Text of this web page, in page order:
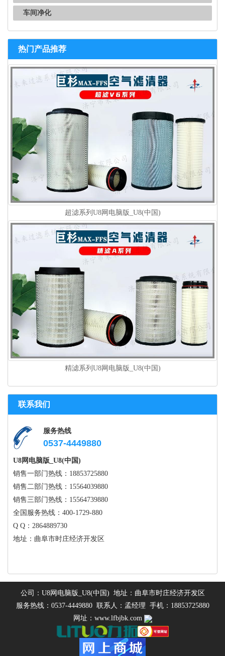
车间净化
热门产品推荐
超滤系列U8网电脑版_U8(中国)
精滤系列U8网电脑版_U8(中国)
联系我们
服务热线
0537-4449880
U8网电脑版_U8(中国)
销售一部门热线：18853725880
销售二部门热线：15564039880
销售三部门热线：15564739880
全国服务热线：400-1729-880
Q Q：2864889730
地址：曲阜市时庄经济开发区
公司：U8网电脑版_U8(中国) 地址：曲阜市时庄经济开发区
服务热线：0537-4449880 联系人：孟经理 手机：18853725880
网址：www.lfbjbk.com